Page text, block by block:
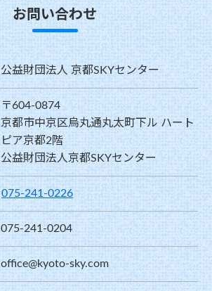
お問い合わせ
公益財団法人 京都SKYセンター
〒604-0874
京都市中京区烏丸通丸太町下ル ハート
ピア京都2階
公益財団法人京都SKYセンター
075-241-0226
075-241-0204
office@kyoto-sky.com